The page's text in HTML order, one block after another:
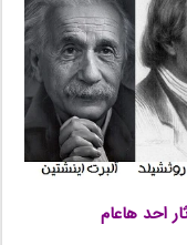
احد هاعام